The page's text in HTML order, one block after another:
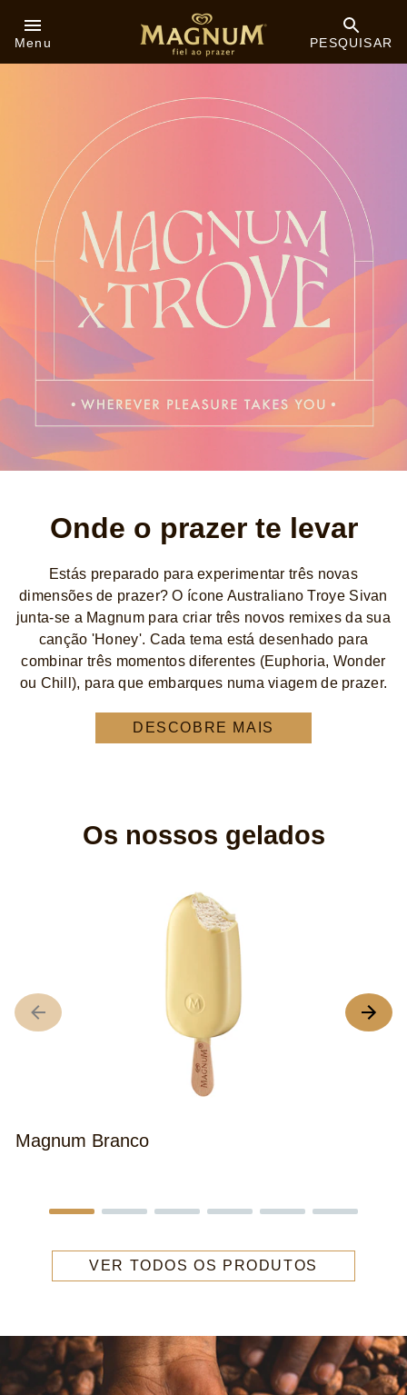
Skip to:
Menu PESQUISAR
Onde o prazer te levar
Estás preparado para experimentar três novas
dimensões de prazer? O ícone Australiano Troye Sivan
junta-se a Magnum para criar três novos remixes da sua
canção 'Honey'. Cada tema está desenhado para
combinar três momentos diferentes (Euphoria, Wonder
ou Chill), para que embarques numa viagem de prazer.
DESCOBRE MAIS
Os nossos gelados
Magnum Branco
VER TODOS OS PRODUTOS